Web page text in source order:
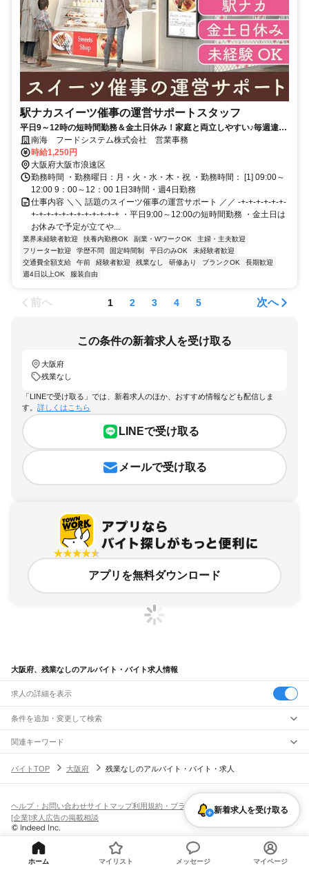
駅ナカスイーツ催事の運営サポートスタッフ
平日9～12時の短時間勤務＆金土日休み！家庭と両立しやすい♪毎週違う
スイーツに出会える仕事
南海 フードシステム株式会社 営業事務
時給1,250円
大阪府大阪市浪速区
勤務時間 ・勤務曜日：月・火・水・木・祝 ・勤務時間： [1] 09:00～
12:00 9：00～12：00 1日3時間・週4日勤務
仕事内容 ＼＼ 話題のスイーツ催事の運営サポート ／／ -+-+-+-+-+-+-
+-+-+-+-+-+-+-+-+-+-+-+ ・平日9:00～12:00の短時間勤務 ・金土日は
お休みで予定が立てや...
業界未経験者歓迎 扶養内勤務OK 副業・WワークOK
主婦・主夫歓迎
フリーター歓迎
学歴不問 固定時間制 平日のみOK
未経験者歓迎
交通費全額支給
午前 経験者歓迎 残業なし 研修あり ブランクOK
長期歓迎
週4日以上OK
服装自由
前へ 1 2 3 4 5 次へ
この条件の新着求人を受け取る
大阪府
残業なし
「LINEで受け取る」では、新着求人のほか、おすすめ情報なども配信しま
す。 詳しくはこちら
LINEで受け取る
メールで受け取る
アプリを無料ダウンロード
大阪府、残業なしのアルバイト・バイト求人情報
求人の詳細を表示
条件を追加・変更して検索
市区町村を追加・変更
大阪府すべて
浪速区西淀川区東淀川区東成区
生野区旭区城東区阿倍野区 住吉区東住吉区西成区 淀川区鶴見区 住之江区
平野区北区中央区
堺区
北区
岸和田市 池田市吹田市 高槻市貝塚市守口市 茨木市
駅を追加・変更
島本駅 高槻駅摂津富田駅 JR総持寺駅茨木駅 千里丘駅 岸辺駅
新大阪駅大阪駅
JR神戸線(大阪～神戸)
大阪駅
大和路線
飲食・フードサービス
飲食・フードサービス
ホールスタッフ
精肉・鮮魚加工給食調理
パン屋（ベーカリー）
フードカウンター販売員
バー（BAR）・バーテンダー
飲食店補助（開店・閉店準備）
飲食店（店長・マネージャー）
営業・販売
特徴を追加・変更
人気
日払いOK
学生歓迎 髪型・髪色自由
ネイルOK
ピアスOK
オープニングスタッフ
留学生・外国人活躍中
勤務期間
アルバイト・パート
正社員
都道府県を変更
関連キーワード
大阪府 重労働なし
バイトTOP 大阪府 残業なしのアルバイト・バイト・求人
新着求人を受け取る
ヘルプ・お問い合わせサイトマップ利用規約・プライバシーポリシー
[企業]求人広告の掲載相談
ホーム マイリスト メッセージ マイページ